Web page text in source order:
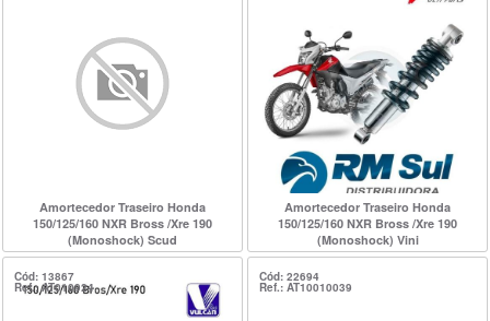
Amortecedor Traseiro Honda
150/125/160 NXR Bross /Xre 190
(Monoshock) Scud
Amortecedor Traseiro Honda
150/125/160 NXR Bross /Xre 190
(Monoshock) Vini
Cód: 13867
Ref.: AT010924
Cód: 22694
Ref.: AT10010039